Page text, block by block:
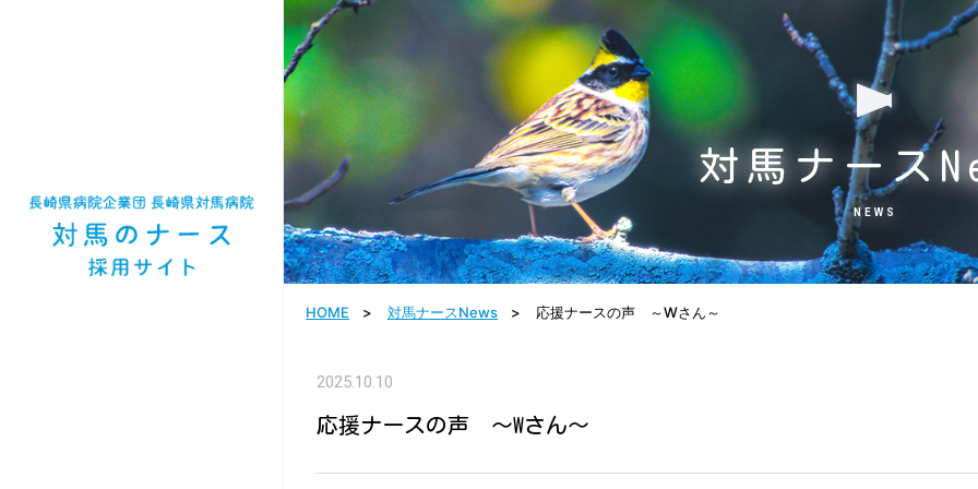
対馬ナース
NEWS
HOME 対馬ナースNews 応援ナースの声 ～Wさん～
2025.10.10
応援ナースの声 ～Wさん～